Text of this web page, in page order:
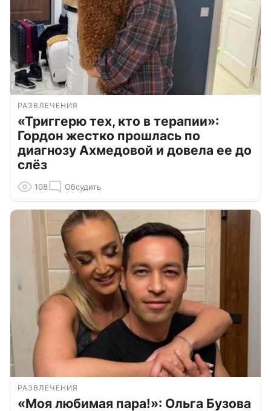
РАЗВЛЕЧЕНИЯ
«Триггерю тех, кто в терапии»:
Гордон жестко прошлась по
диагнозу Ахмедовой и довела ее до
слёз
108 Обсудить
РАЗВЛЕЧЕНИЯ
«Моя любимая пара!»: Ольга Бузова